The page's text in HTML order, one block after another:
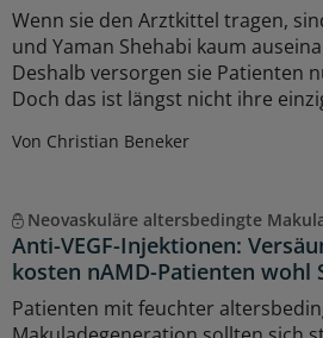
Wenn sie den Arztkittel tragen,
und Yaman Shehabi kaum
Deshalb versorgen sie Patienten
Doch das ist längst nicht ihre
Von Christian Beneker
Neovaskuläre altersbedingte
Anti-VEGF-Injektionen:
kosten nAMD-Patienten wohl
Patienten mit feuchter